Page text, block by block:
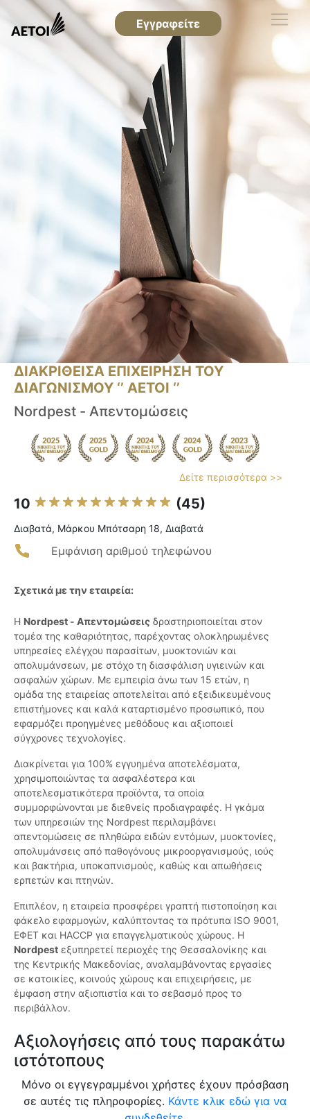
Εγγραφείτε
ΔΙΑΚΡΙΘΕΙΣΑ ΕΠΙΧΕΙΡΗΣΗ ΤΟΥ
ΔΙΑΓΩΝΙΣΜΟΥ ‘’ ΑΕΤΟΙ ‘’
Nordpest - Απεντομώσεις
Δείτε περισσότερα >>
10 (45)
Διαβατά, Μάρκου Μπότσαρη 18, Διαβατά
Εμφάνιση αριθμού τηλεφώνου
Σχετικά με την εταιρεία:
Η Nordpest - Απεντομώσεις δραστηριοποιείται στον
τομέα της καθαριότητας, παρέχοντας ολοκληρωμένες
υπηρεσίες ελέγχου παρασίτων, μυοκτονιών και
απολυμάνσεων, με στόχο τη διασφάλιση υγιεινών και
ασφαλών χώρων. Με εμπειρία άνω των 15 ετών, η
ομάδα της εταιρείας αποτελείται από εξειδικευμένους
επιστήμονες και καλά καταρτισμένο προσωπικό, που
εφαρμόζει προηγμένες μεθόδους και αξιοποιεί
σύγχρονες τεχνολογίες.
Διακρίνεται για 100% εγγυημένα αποτελέσματα,
χρησιμοποιώντας τα ασφαλέστερα και
αποτελεσματικότερα προϊόντα, τα οποία
συμμορφώνονται με διεθνείς προδιαγραφές. Η γκάμα
των υπηρεσιών της Nordpest περιλαμβάνει
απεντομώσεις σε πληθώρα ειδών εντόμων, μυοκτονίες,
απολυμάνσεις από παθογόνους μικροοργανισμούς, ιούς
και βακτήρια, υποκαπνισμούς, καθώς και απωθήσεις
ερπετών και πτηνών.
Επιπλέον, η εταιρεία προσφέρει γραπτή πιστοποίηση και
φάκελο εφαρμογών, καλύπτοντας τα πρότυπα ISO 9001,
ΕΦΕΤ και HACCP για επαγγελματικούς χώρους. Η
Nordpest εξυπηρετεί περιοχές της Θεσσαλονίκης και
της Κεντρικής Μακεδονίας, αναλαμβάνοντας εργασίες
σε κατοικίες, κοινούς χώρους και επιχειρήσεις, με
έμφαση στην αξιοπιστία και το σεβασμό προς το
περιβάλλον.
Αξιολογήσεις από τους παρακάτω
ιστότοπους
Μόνο οι εγγεγραμμένοι χρήστες έχουν πρόσβαση
σε αυτές τις πληροφορίες. Κάντε κλικ εδώ για να